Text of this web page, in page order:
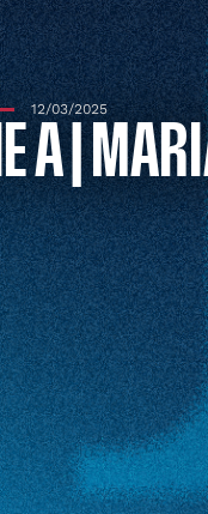
12/03/2025
A |